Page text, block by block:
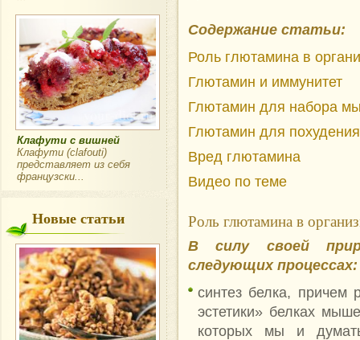
Клафути с вишней
Клафути (clafouti)
представляет из себя
французски...
Новые статьи
Содержание статьи:
Роль глютамина в
Глютамин и иммунитет
Глютамин для набора
Глютамин для
Вред глютамина
Видео по теме
Роль глютамина в
В силу своей
следующих процессах:
синтез белка, причем
эстетики» белках
которых мы и